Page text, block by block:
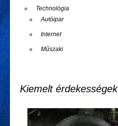
Technológia
Autóipar
Internet
Műszaki
Kiemelt érdekességek